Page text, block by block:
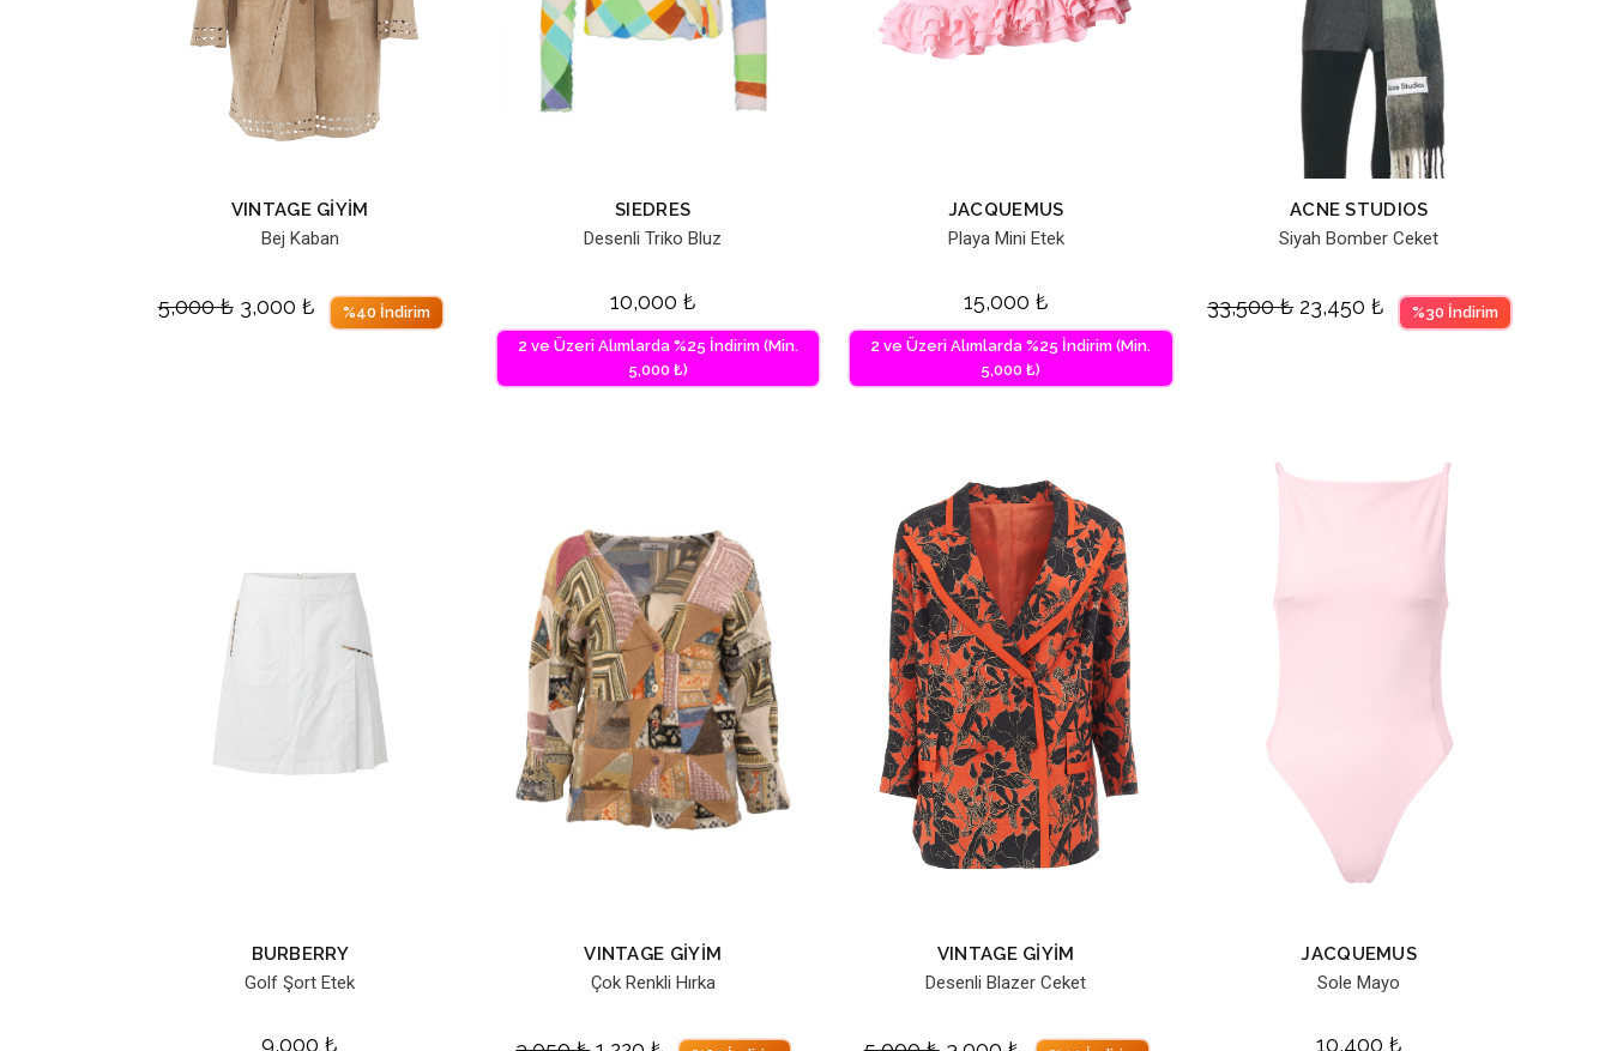
VINTAGE GİYİM
Bej Kaban
5,000₺ 3,000 ₺ %40 İndirim
SIEDRES
Desenli Triko Bluz
10,000 ₺
2 ve Üzeri Alımlarda %25 İndirim (Min.
5,000 ₺)
JACQUEMUS
Playa Mini Etek
15,000 ₺
2 ve Üzeri Alımlarda %25 İndirim (Min.
5,000 ₺)
ACNE STUDIOS
Siyah Bomber Ceket
33,500₺ 23,450₺ %30 İndirim
BURBERRY
Golf Şort Etek
9,000₺
VINTAGE GİYİM
Çok Renkli Hırka
VINTAGE GİYİM
Desenli Blazer Ceket
JACQUEMUS
Sole Mayo
10,400 ₺